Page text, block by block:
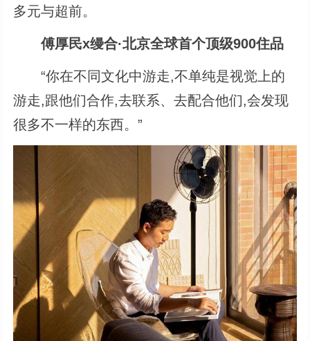
多元与超前。
傅厚民x缦合·北京全球首个顶级900住品
“你在不同文化中游走,不单纯是视觉上的
游走,跟他们合作,去联系、去配合他们,会发现
很多不一样的东西。”